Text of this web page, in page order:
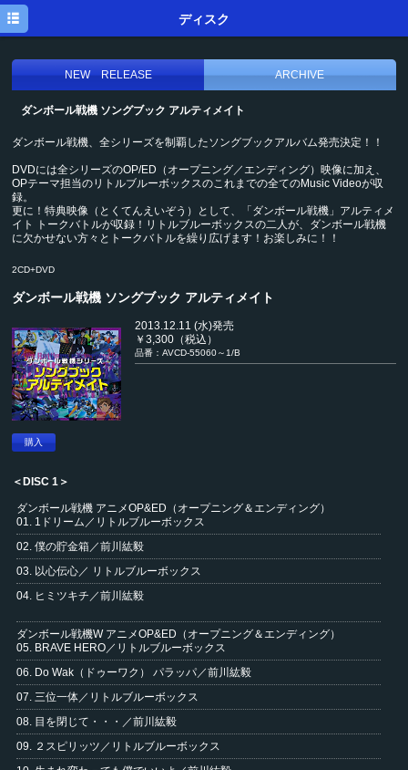
ディスク
NEW RELEASE ARCHIVE
ダンボール戦機 ソングブック アルティメイト
ダンボール戦機、全シリーズを制覇したソングブックアルバム発売決定！！
DVDには全シリーズのOP/ED（オープニング／エンディング）映像に加え、
OPテーマ担当のリトルブルーボックスのこれまでの全てのMusic Videoが収
録。
更に！特典映像（とくてんえいぞう）として、「ダンボール戦機」アルティメ
イト トークバトルが収録！リトルブルーボックスの二人が、ダンボール戦機
に欠かせない方々とトークバトルを繰り広げます！お楽しみに！！
2CD+DVD
ダンボール戦機 ソングブック アルティメイト
購入
2013.12.11 (水)発売
￥3,300（税込）
品番：AVCD-55060～1/B
＜DISC 1＞
ダンボール戦機 アニメOP&ED（オープニング＆エンディング）
01. 1ドリーム／リトルブルーボックス
02. 僕の貯金箱／前川紘毅
03. 以心伝心／ リトルブルーボックス
04. ヒミツキチ／前川紘毅
ダンボール戦機W アニメOP&ED（オープニング＆エンディング）
05. BRAVE HERO／リトルブルーボックス
06. Do Wak（ドゥーワク） パラッパ／前川紘毅
07. 三位一体／リトルブルーボックス
08. 目を閉じて・・・／前川紘毅
09. ２スピリッツ／リトルブルーボックス
メディア
メルマガ
ブログ